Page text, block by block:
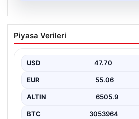
06.08.2026
MASAK’tan Ahbap
Hangi ünlü ne kadar bağış
Bağışları ve Paranın Akibeti",
kamuoyunun…
Piyasa Verileri
USD 47.70
EUR 55.06
ALTIN 6505.9
BTC 3053964